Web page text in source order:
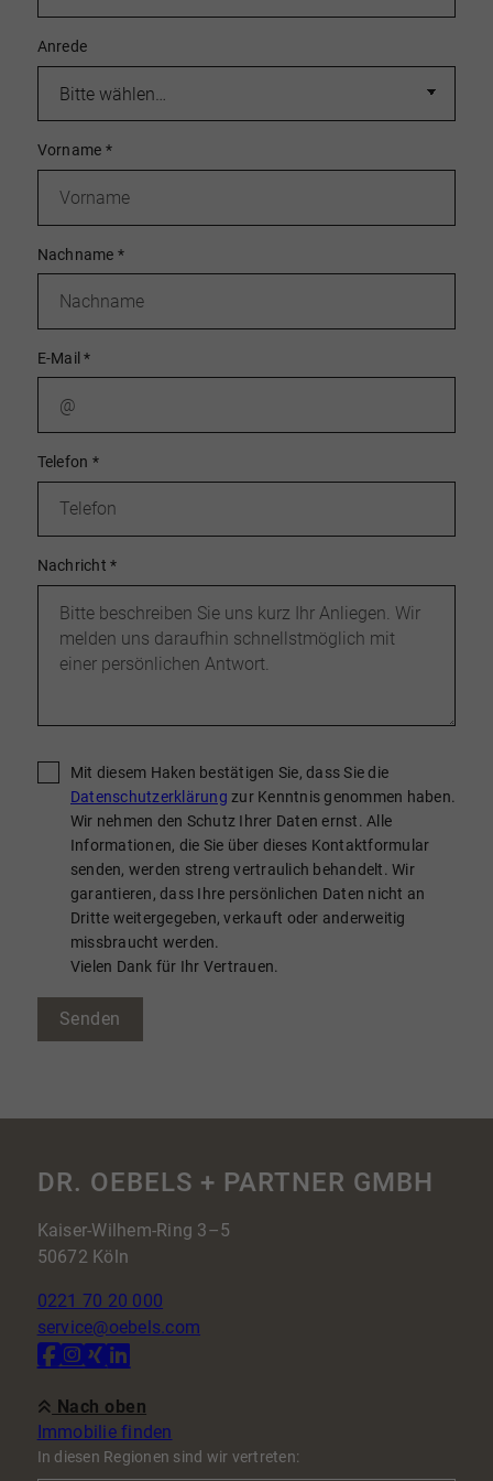
Anrede
Vorname *
Nachname *
E-Mail*
Telefon *
Nachricht*
Mit diesem Haken bestätigen Sie, dass Sie die
Datenschutzerklärung zur Kenntnis genommen haben.
Wir nehmen den Schutz Ihrer Daten ernst. Alle
Informationen, die Sie über dieses Kontaktformular
senden, werden streng vertraulich behandelt. Wir
garantieren, dass Ihre persönlichen Daten nicht an
Dritte weitergegeben, verkauft oder anderweitig
missbraucht werden.
Vielen Dank für Ihr Vertrauen.
Senden
DR. OEBELS + PARTNER GMBH
Kaiser-Wilhem-Ring 3–5
50672 Köln
0221 70 20 000
service@oebels.com
In diesen Regionen sind wir vertreten:
Nach oben
Immobilie finden